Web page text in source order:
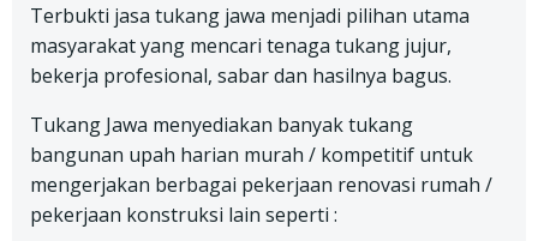
Terbukti jasa tukang jawa menjadi pilihan utama
masyarakat yang mencari tenaga tukang jujur,
bekerja profesional, sabar dan hasilnya bagus.
Tukang Jawa menyediakan banyak tukang
bangunan upah harian murah / kompetitif untuk
mengerjakan berbagai pekerjaan renovasi rumah /
pekerjaan konstruksi lain seperti :